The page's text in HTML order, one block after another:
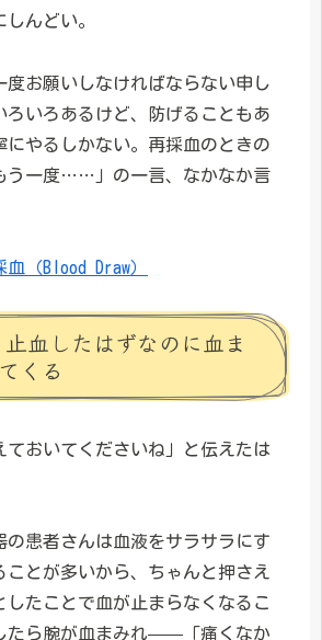
んどい。
度お願いしなければならない申し
ろいろあるけど、防げることもあ
にやるしかない。再採血のときの
う一度……」の一言、なかなか言
血（Blood Draw）
血したはずなのに血ま
くる
ておいてくださいね」と伝えたは
の患者さんは血液をサラサラにす
ことが多いから、ちゃんと押さえ
したことで血が止まらなくなるこ
たら腕が血まみれ——「痛くなか